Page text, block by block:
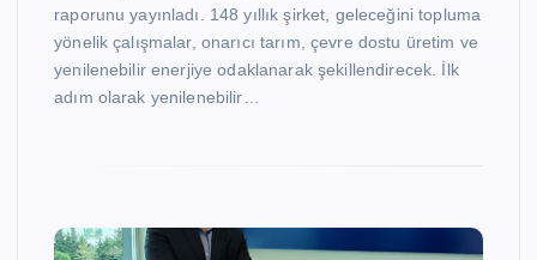
raporunu yayınladı. 148 yıllık şirket, geleceğini topluma
yönelik çalışmalar, onarıcı tarım, çevre dostu üretim ve
yenilenebilir enerjiye odaklanarak şekillendirecek. İlk
adım olarak yenilenebilir…